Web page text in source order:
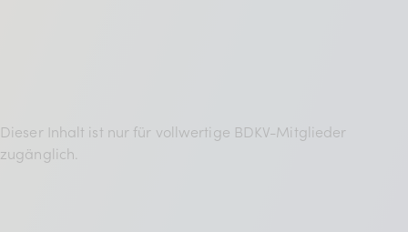
Dieser Inhalt ist nur für vollwertige BDKV-Mitglieder
zugänglich.Mitgliederbereich